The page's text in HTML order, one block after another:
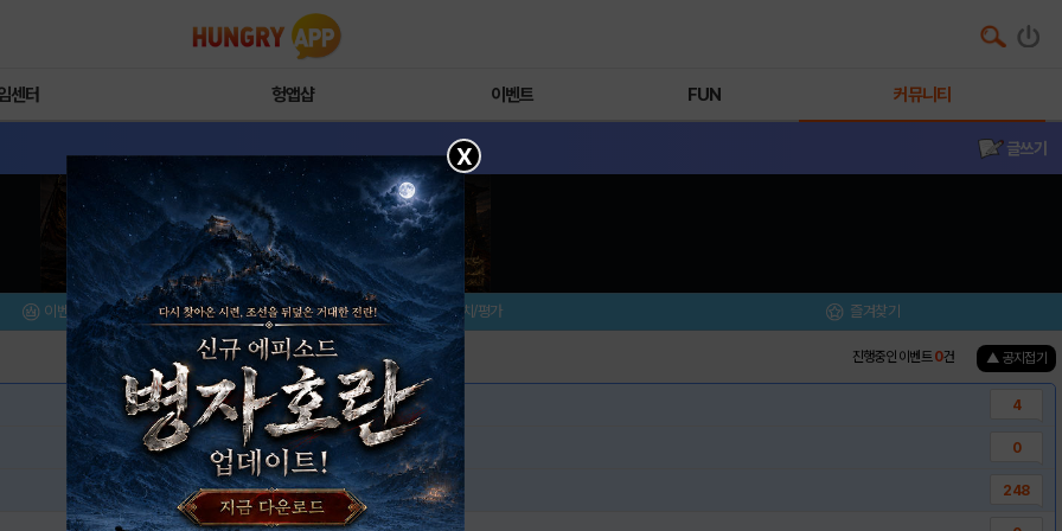
센터 헝앱샵 이벤트 FUN 커뮤니티
글쓰기
이벤트/미션 설치/평가 즐겨찾기
진행중인 이벤트0건 ▲ 공지접기
4
0
248
X